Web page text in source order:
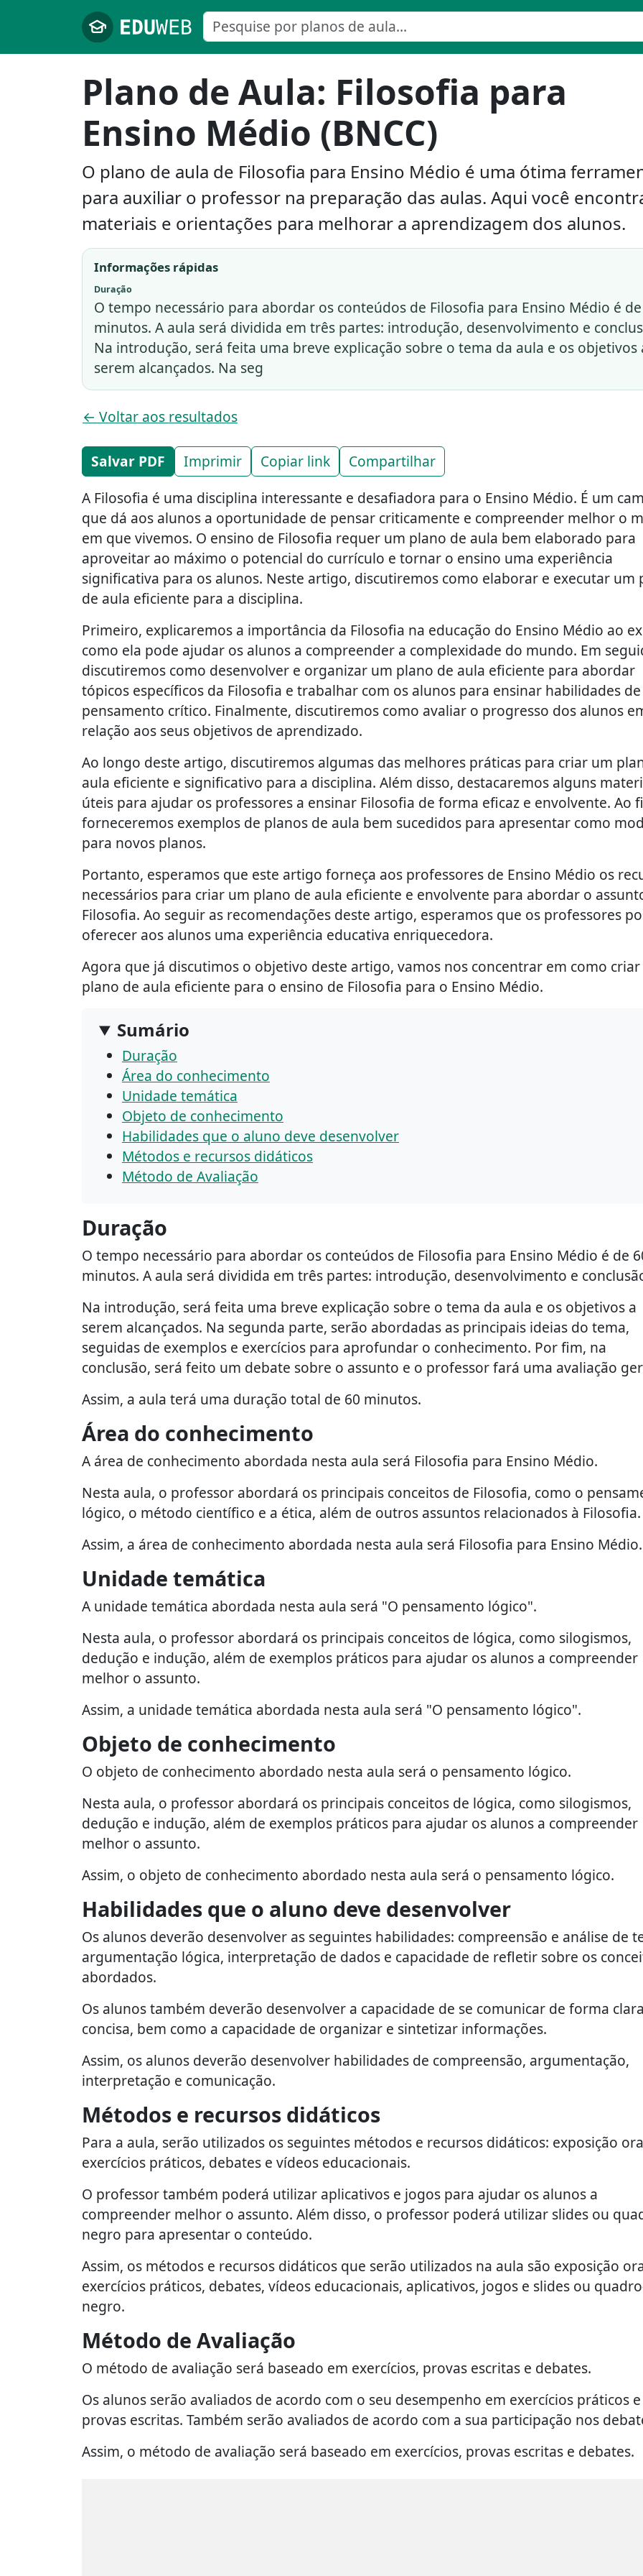
Pular para o conteúdo principal
Plano de Aula: Filosofia para
Ensino Médio (BNCC)
O plano de aula de Filosofia para Ensino Médio é uma ótima
para auxiliar o professor na preparação das aulas. Aqui você
materiais e orientações para melhorar a aprendizagem dos alunos.
Informações rápidas
Duração
O tempo necessário para abordar os conteúdos de Filosofia para Ensino Médio é
minutos. A aula será dividida em três partes: introdução, desenvolvimento e
Na introdução, será feita uma breve explicação sobre o tema da aula e os objetivos
serem alcançados. Na seg
← Voltar aos resultados
Salvar PDF Imprimir Copiar link
Compartilhar
A Filosofia é uma disciplina interessante e desafiadora para o Ensino Médio. É um
que dá aos alunos a oportunidade de pensar criticamente e compreender melhor o
em que vivemos. O ensino de Filosofia requer um plano de aula bem elaborado para
aproveitar ao máximo o potencial do currículo e tornar o ensino uma experiência
significativa para os alunos. Neste artigo, discutiremos como elaborar e executar um
de aula eficiente para a disciplina.
Primeiro, explicaremos a importância da Filosofia na educação do Ensino Médio ao
como ela pode ajudar os alunos a compreender a complexidade do mundo. Em
discutiremos como desenvolver e organizar um plano de aula eficiente para abordar
tópicos específicos da Filosofia e trabalhar com os alunos para ensinar habilidades de
pensamento crítico. Finalmente, discutiremos como avaliar o progresso dos alunos
relação aos seus objetivos de aprendizado.
Ao longo deste artigo, discutiremos algumas das melhores práticas para criar um
aula eficiente e significativo para a disciplina. Além disso, destacaremos alguns
úteis para ajudar os professores a ensinar Filosofia de forma eficaz e envolvente. Ao
forneceremos exemplos de planos de aula bem sucedidos para apresentar como
para novos planos.
Portanto, esperamos que este artigo forneça aos professores de Ensino Médio os
necessários para criar um plano de aula eficiente e envolvente para abordar o
Filosofia. Ao seguir as recomendações deste artigo, esperamos que os professores
oferecer aos alunos uma experiência educativa enriquecedora.
Agora que já discutimos o objetivo deste artigo, vamos nos concentrar em como
plano de aula eficiente para o ensino de Filosofia para o Ensino Médio.
Sumário
Duração
Área do conhecimento
Unidade temática
Objeto de conhecimento
Habilidades que o aluno deve desenvolver
Métodos e recursos didáticos
Método de Avaliação
Duração
O tempo necessário para abordar os conteúdos de Filosofia para Ensino Médio é de
minutos. A aula será dividida em três partes: introdução, desenvolvimento e
Na introdução, será feita uma breve explicação sobre o tema da aula e os objetivos a
serem alcançados. Na segunda parte, serão abordadas as principais ideias do tema,
seguidas de exemplos e exercícios para aprofundar o conhecimento. Por fim, na
conclusão, será feito um debate sobre o assunto e o professor fará uma avaliação
Assim, a aula terá uma duração total de 60 minutos.
Área do conhecimento
A área de conhecimento abordada nesta aula será Filosofia para Ensino Médio.
Nesta aula, o professor abordará os principais conceitos de Filosofia, como o
lógico, o método científico e a ética, além de outros assuntos relacionados à Filosofia.
Assim, a área de conhecimento abordada nesta aula será Filosofia para Ensino Médio.
Unidade temática
A unidade temática abordada nesta aula será "O pensamento lógico".
Nesta aula, o professor abordará os principais conceitos de lógica, como silogismos,
dedução e indução, além de exemplos práticos para ajudar os alunos a compreender
melhor o assunto.
Assim, a unidade temática abordada nesta aula será "O pensamento lógico".
Objeto de conhecimento
O objeto de conhecimento abordado nesta aula será o pensamento lógico.
Nesta aula, o professor abordará os principais conceitos de lógica, como silogismos,
dedução e indução, além de exemplos práticos para ajudar os alunos a compreender
melhor o assunto.
Assim, o objeto de conhecimento abordado nesta aula será o pensamento lógico.
Habilidades que o aluno deve desenvolver
Os alunos deverão desenvolver as seguintes habilidades: compreensão e análise de
argumentação lógica, interpretação de dados e capacidade de refletir sobre os
abordados.
Os alunos também deverão desenvolver a capacidade de se comunicar de forma
concisa, bem como a capacidade de organizar e sintetizar informações.
Assim, os alunos deverão desenvolver habilidades de compreensão, argumentação,
interpretação e comunicação.
Métodos e recursos didáticos
Para a aula, serão utilizados os seguintes métodos e recursos didáticos: exposição
exercícios práticos, debates e vídeos educacionais.
O professor também poderá utilizar aplicativos e jogos para ajudar os alunos a
compreender melhor o assunto. Além disso, o professor poderá utilizar slides ou
negro para apresentar o conteúdo.
Assim, os métodos e recursos didáticos que serão utilizados na aula são exposição
exercícios práticos, debates, vídeos educacionais, aplicativos, jogos e slides ou
negro.
Método de Avaliação
O método de avaliação será baseado em exercícios, provas escritas e debates.
Os alunos serão avaliados de acordo com o seu desempenho em exercícios práticos e
provas escritas. Também serão avaliados de acordo com a sua participação nos
Assim, o método de avaliação será baseado em exercícios, provas escritas e debates.